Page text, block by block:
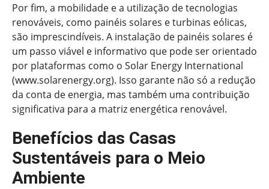
Por fim, a mobilidade e a utilização de tecnologias
renováveis, como painéis solares e turbinas eólicas,
são imprescindíveis. A instalação de painéis solares é
um passo viável e informativo que pode ser orientado
por plataformas como o Solar Energy International
(www.solarenergy.org). Isso garante não só a redução
da conta de energia, mas também uma contribuição
significativa para a matriz energética renovável.
Benefícios das Casas
Sustentáveis para o Meio
Ambiente